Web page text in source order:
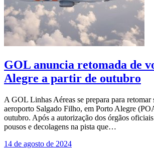
GOL anuncia retomada de
Alegre a partir de outubro
A GOL Linhas Aéreas se prepara para retomar
aeroporto Salgado Filho, em Porto Alegre
outubro. Após a autorização dos órgãos
pousos e decolagens na pista que…
14 de agosto de 2024